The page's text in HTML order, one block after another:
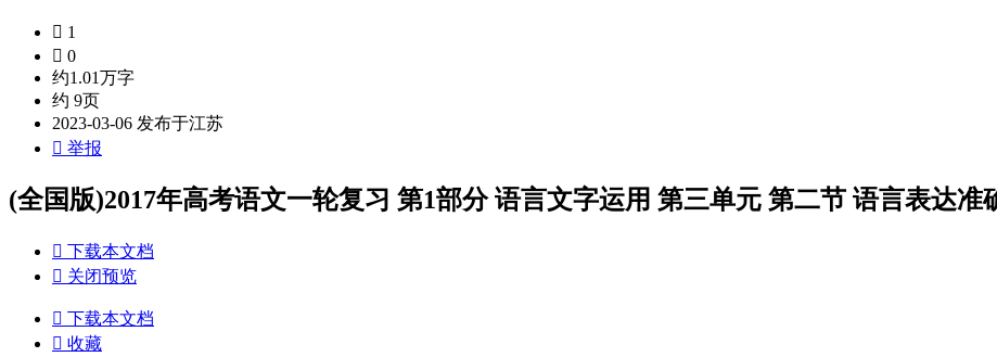
 1
 0
约1.01万字
约 9页
2023-03-06 发布于江苏
 举报
(全国版)2017年高考语文一轮复习 第1部分 语言文字运用 第三单元 第二节 语言表达准
 下载本文档
 关闭预览
 下载本文档
 收藏